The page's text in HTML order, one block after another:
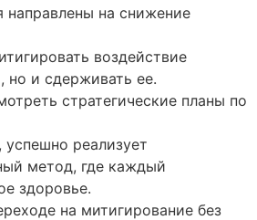
направлены на снижение
воздействие
но и сдерживать ее.
стратегические планы по
реализует
метод, где каждый
здоровье.
на митигирование без